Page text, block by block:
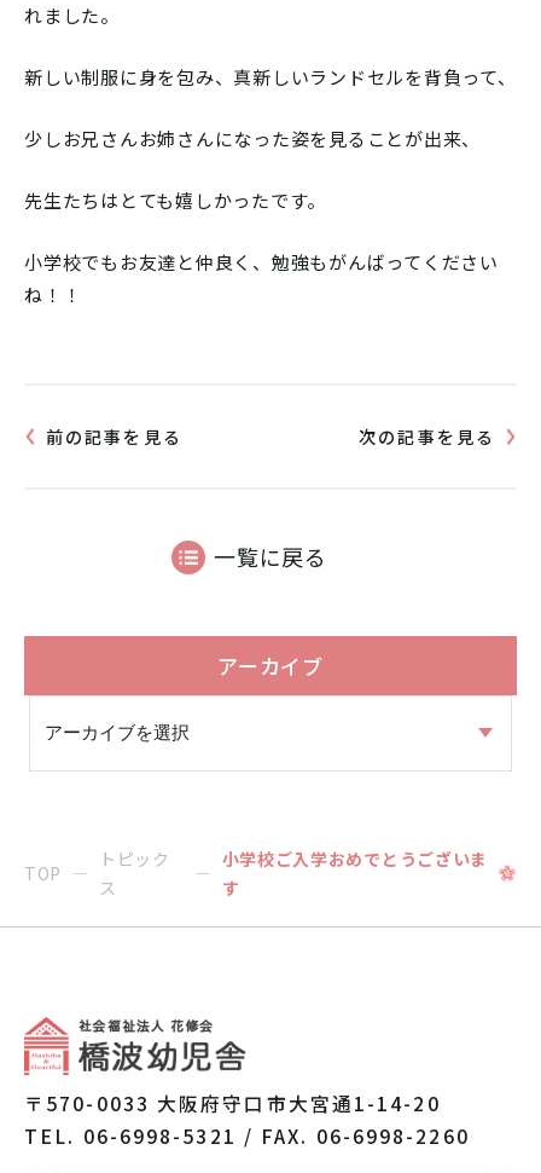
れました。
新しい制服に身を包み、真新しいランドセルを背負って、
少しお兄さんお姉さんになった姿を見ることが出来、
先生たちはとても嬉しかったです。
小学校でもお友達と仲良く、勉強もがんばってください
ね！！
前の記事を見る 次の記事を見る
一覧に戻る
アーカイブ
TOP
トピック
ス
小学校ご入学おめでとうございま
す
〒570-0033 大阪府守口市大宮通1-14-20
TEL. 06-6998-5321 / FAX. 06-6998-2260